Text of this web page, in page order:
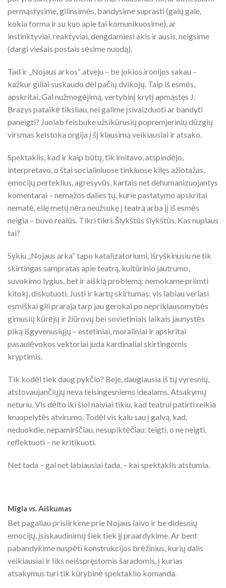
permąstysime, gilinsimės, bandysime suprasti (galų gale,
kokia forma ir su kuo apie tai komunikuosime), ar
instinktyviai, reaktyviai, dengdamiesi akis ir ausis, neigsime
(dargi viešais postais sėsime nuodą).
Tad ir „Nojaus arkos“ atveju – be jokios ironijos sakau –
kažkur giliai suskaudo dėl pačių dvikojų. Taip iš esmės,
apskritai. Gal nužmogėjimą, vertybinį krytį apmąstęs J.
Brazys pataikė tiksliau, nei galime įsivaizduoti ar bandyti
paneigti? Juolab feisbuke užsikūrusių popremjerinių dūzgių
virsmas keistoka orgija į šį klausimą veikiausiai ir atsako.
Spektaklis, kad ir kaip būtų, tik imitavo, atspindėjo,
interpretavo, o štai socialiniuose tinkluose kilęs ažiotažas,
emocijų perteklius, agresyvūs, kartais net dehumanizuojantys
komentarai – nemažos dalies tų, kurie pastatymo apskritai
nematė, eilę metų nėra neužsukę į teatrą arba jį iš esmės
neigia – buvo realūs. Tikri tikri. Šlykštūs šlykštūs. Kas nuplaus
tai?
Sykiu „Nojaus arka“ tapo katalizatoriumi, išryškinusiu ne tik
skirtingas sampratas apie teatrą, kultūrinio jautrumo,
suvokimo lygius, bet ir aiškią problemą: nemokame priimti
kitokį, diskutuoti. Justi ir kartų skirtumas: vis labiau veriasi
esmiškai gili praraja tarp jau gerokai po nepriklausomybės
gimusių kūrėjų ir žiūrovų bei sovietiniais laikais jaunystės
piką išgyvenusiųjų – estetiniai, moraliniai ir apskritai
pasaulėvokos vektoriai juda kardinaliai skirtingomis
kryptimis.
Tik kodėl tiek daug pykčio? Beje, daugiausia iš tų vyresnių,
atstovaujančiųjų neva teisingesniems idealams. Atsakymų
neturiu. Vis dėlto iki šiol naiviai tikiu, kad teatrui patirti reikia
kruopelytės atvirumo. Todėl vis kalu sau į galvą, kad,
neduokdie, nepamirščiau, nesupiktėčiau: teigti, o ne neigti,
reflektuoti – ne kritikuoti.
Net tada – gal net labiausiai tada, – kai spektaklis atstumia.
Migla vs. Aiškumas
Bet pagaliau prisiirkime prie Nojaus laivo ir be didesnių
emocijų, įsiskaudinimų šiek tiek jį praardykime. Ar bent
pabandykime nuspėti konstrukcijos brėžinius, kurių dalis
veikiausiai ir liks neišspręstomis šaradomis, į kurias
atsakymus turi tik kūrybinė spektaklio komanda.